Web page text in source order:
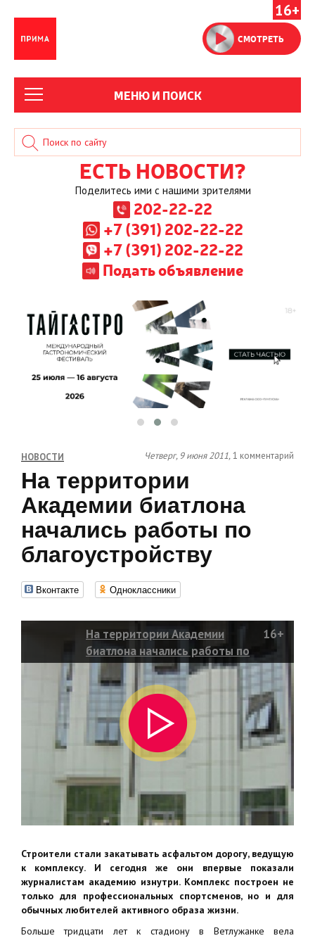
16+
СМОТРЕТЬ
МЕНЮ И ПОИСК
ЕСТЬ НОВОСТИ?
Поделитесь ими с нашими зрителями
202-22-22
+7 (391) 202-22-22
+7 (391) 202-22-22
Подать объявление
НОВОСТИ Четверг, 9 июня 2011,1 комментарий
На территории
Академии биатлона
начались работы по
благоустройству
Вконтакте Одноклассники
На территории Академии
биатлона начались работы по
благоустройству
16+
Строители стали закатывать асфальтом дорогу, ведущую
к комплексу. И сегодня же они впервые показали
журналистам академию изнутри. Комплекс построен не
только для профессиональных спортсменов, но и для
обычных любителей активного образа жизни.
Больше тридцати лет к стадиону в Ветлужанке вела